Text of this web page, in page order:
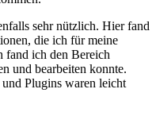
sehr nützlich. Hier fand
die ich für meine
fand ich den Bereich
und bearbeiten konnte.
Plugins waren leicht